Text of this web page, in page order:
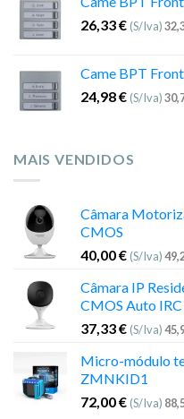
26,33€ (S/Iva)
Came BPT
24,98€ (S/Iva)
MAIS VENDIDOS
Câmara
CMOS
40,00€ (S/Iva)
Câmara IP
CMOS Auto IRC
37,33€ (S/Iva)
Micro-módulo
ZMNKID1
72,00€ (S/Iva)